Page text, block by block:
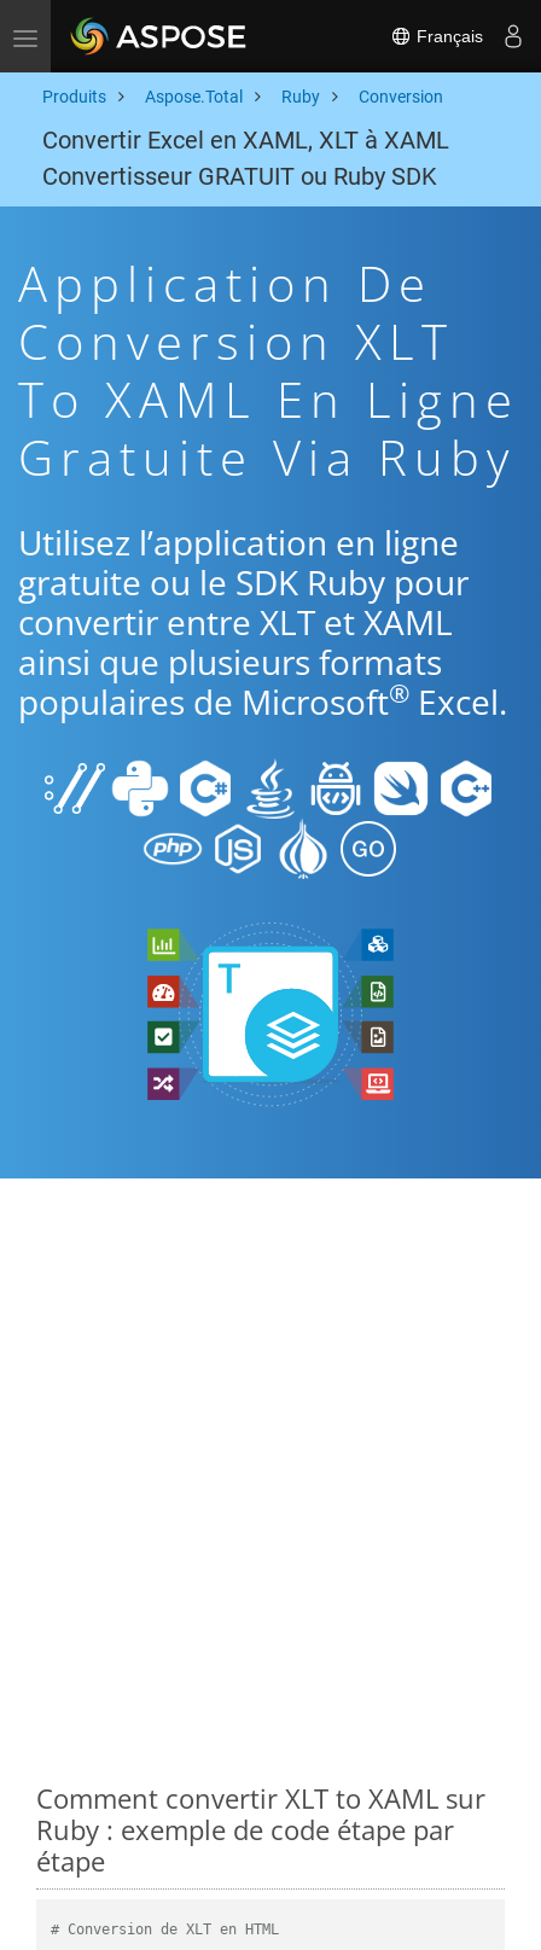
Toggle navigation Français
Produits Aspose.Total Ruby Conversion
Convertir Excel en XAML, XLT à XAML
Convertisseur GRATUIT ou Ruby SDK
Application De
Conversion XLT
To XAML En Ligne
Gratuite Via Ruby
Utilisez l’application en ligne
gratuite ou le SDK Ruby pour
convertir entre XLT et XAML
ainsi que plusieurs formats
populaires de Microsoft® Excel.
Comment convertir XLT to XAML sur
Ruby : exemple de code étape par
étape
# Conversion de XLT en HTML